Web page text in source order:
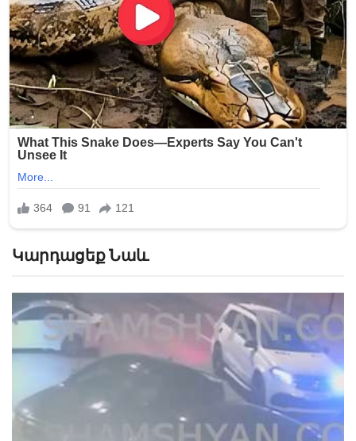
Կարդացեք Նաև
«Թուրքերը բացում են». Ինչ շշնջաց Միրզոյանը
Փաշինյանի ականջին ՏԵՍԱՆՅՈՒԹ